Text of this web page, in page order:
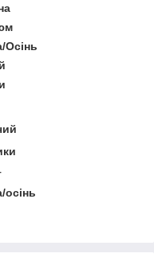
Осінь
осінь